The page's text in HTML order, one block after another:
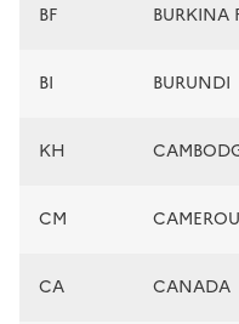
BF BURKINA
BI BURUNDI
KH
CM
CA CANADA